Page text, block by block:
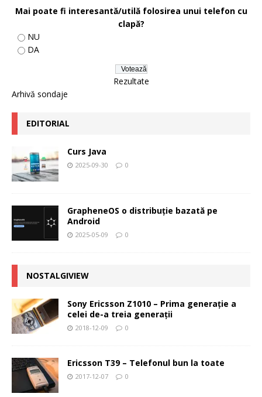
Mai poate fi interesantă/utilă folosirea unui telefon cu
clapă?
NU
DA
Rezultate
Arhivă sondaje
EDITORIAL
Curs Java
2025-09-30 0
GrapheneOS o distribuție bazată pe
Android
2025-05-09 0
NOSTALGIVIEW
Sony Ericsson Z1010 – Prima generaţie a
celei de-a treia generaţii
2018-12-09 0
Ericsson T39 – Telefonul bun la toate
2017-12-07 0